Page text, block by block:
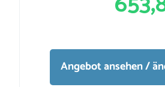
Angebot ansehen /